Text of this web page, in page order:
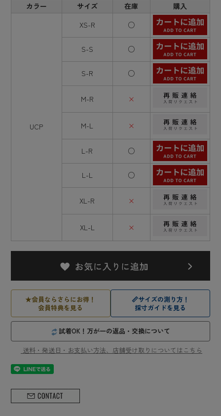
カラー サイズ 在庫 購入
UCP
XS-R ○
S-S ○
S-R ○
M-R ×
M-L ×
L-R ○
L-L ○
XL-R ×
XL-L ×
★会員ならさらにお得！
会員特典を見る
📏サイズの測り方！
採寸ガイドを見る
試着OK！万が一の返品・交換について
送料・発送日・お支払い方法、店舗受け取りについてはこちら